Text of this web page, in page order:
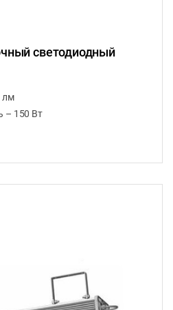
светодиодный
лм
– 150 Вт